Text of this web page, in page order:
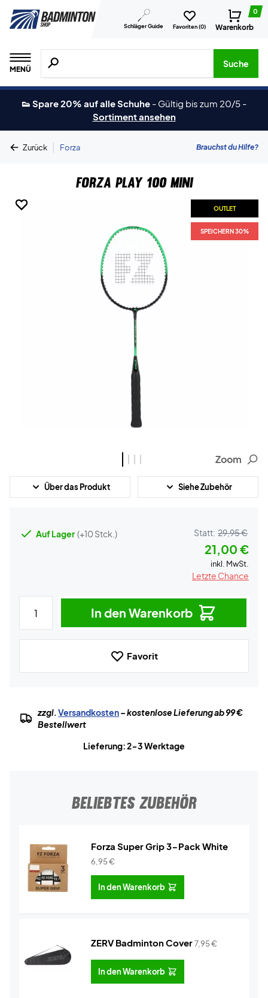
Schläger Guide Favoriten (0)
0
Warenkorb
MENÜ
Suche nach Produkten, Marken usw.
Suche
👟 Spare 20% auf alle Schuhe - Gültig bis zum 20/5 -
Sortiment ansehen
Zurück | Forza Brauchst du Hilfe?
Forza Play 100 Mini
OUTLET
SPEICHERN 30%
OUTLET
SPEICHERN 30%
OUTLET
SPEICHERN 30%
OUTLET
SPEICHERN 30%
Zoom
Über das Produkt Siehe Zubehör
Auf Lager (+10 Stck.) Statt: 29,95 €
21,00 €
inkl. MwSt.
Letzte Chance
In den Warenkorb
Favorit
zzgl.Versandkosten– kostenlose Lieferung ab 99 €
Bestellwert
Lieferung: 2-3 Werktage
BELIEBTES ZUBEHÖR
Forza Super Grip 3-Pack White
6,95€
In den Warenkorb
ZERV Badminton Cover7,95€
In den Warenkorb